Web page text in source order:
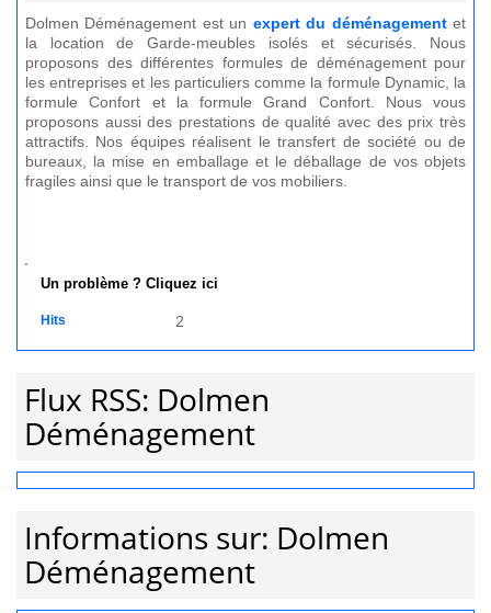
Dolmen Déménagement est un expert du déménagementet
la location de Garde-meubles isolés et sécurisés. Nous
proposons des différentes formules de déménagement pour
les entreprises et les particuliers comme la formule Dynamic, la
formule Confort et la formule Grand Confort. Nous vous
proposons aussi des prestations de qualité avec des prix très
attractifs. Nos équipes réalisent le transfert de société ou de
bureaux, la mise en emballage et le déballage de vos objets
fragiles ainsi que le transport de vos mobiliers.
Un problème ? Cliquez ici
Hits 2
Flux RSS: Dolmen
Déménagement
Informations sur: Dolmen
Déménagement